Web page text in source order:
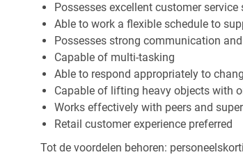
Possesses excellent customer service
Able to work a flexible schedule to
Possesses strong communication
Capable of multi-tasking
Able to respond appropriately to
Capable of lifting heavy objects with
Works effectively with peers and
Retail customer experience preferred
Tot de voordelen behoren: